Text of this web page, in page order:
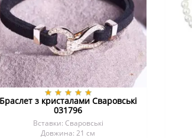
Браслет з кристалами Сваровські
031796
Вставки: Сваровські
Довжина: 21 см